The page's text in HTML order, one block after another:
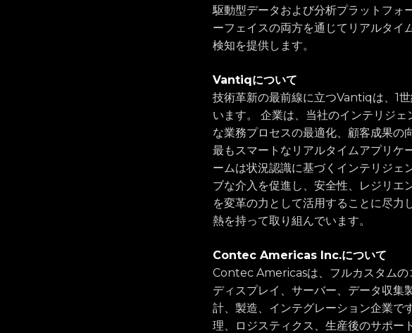
駆動型データおよび分析プラットフ
ーフェイスの両方を通じてリアルタイ
検知を提供します。
Vantiqについて
技術革新の最前線に立つVantiqは、1
います。 企業は、当社のインテリジ
な業務プロセスの最適化、顧客成果の
最もスマートなリアルタイムアプリケ
ームは状況認識に基づくインテリジェ
ブな介入を促進し、安全性、レジリ
を変革の力として活用することに尽力
熱を持って取り組んでいます。
Contec Americas Inc.について
Contec Americasは、フルカスタムの
ディスプレイ、サーバー、データ収集
計、製造、インテグレーション企業
理、ロジスティクス、生産後のサポー